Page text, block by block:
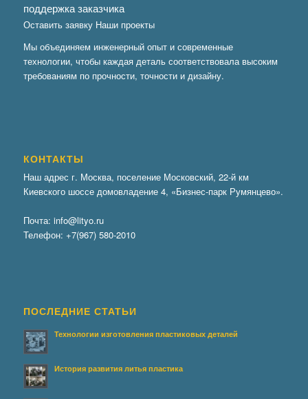
поддержка заказчика
Оставить заявку Наши проекты
Мы объединяем инженерный опыт и современные
технологии, чтобы каждая деталь соответствовала высоким
требованиям по прочности, точности и дизайну.
КОНТАКТЫ
Наш адрес г. Москва, поселение Московский, 22-й км
Киевского шоссе домовладение 4, «Бизнес-парк Румянцево».
Почта: info@lityo.ru
Телефон: +7(967) 580-2010
ПОСЛЕДНИЕ СТАТЬИ
Технологии изготовления пластиковых деталей
История развития литья пластика